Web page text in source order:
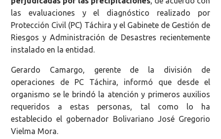
las evaluaciones y el diagnóstico realizado por
Protección Civil (PC) Táchira y el Gabinete de Gestión de
Riesgos y Administración de Desastres recientemente
instalado en la entidad.
Gerardo Camargo, gerente de la división de
operaciones de PC Táchira, informó que desde el
organismo se le brindó la atención y primeros auxilios
requeridos a estas personas, tal como lo ha
establecido el gobernador Bolivariano José Gregorio
Vielma Mora.